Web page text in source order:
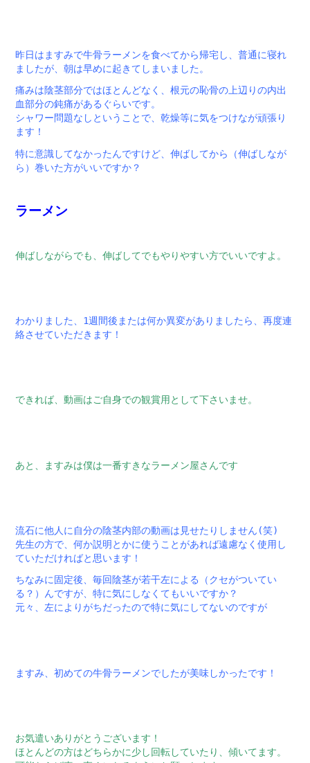
昨日はますみで牛骨ラーメンを食べてから帰宅し、普通に寝れ
ましたが、朝は早めに起きてしまいました。
痛みは陰茎部分ではほとんどなく、根元の恥骨の上辺りの内出
血部分の鈍痛があるぐらいです。
シャワー問題なしということで、乾燥等に気をつけなが頑張り
ます！
特に意識してなかったんですけど、伸ばしてから（伸ばしなが
ら）巻いた方がいいですか？
ラーメン
伸ばしながらでも、伸ばしてでもやりやすい方でいいですよ。
わかりました、1週間後または何か異変がありましたら、再度連
絡させていただきます！
できれば、動画はご自身での観賞用として下さいませ。
あと、ますみは僕は一番すきなラーメン屋さんです
流石に他人に自分の陰茎内部の動画は見せたりしません(笑)
先生の方で、何か説明とかに使うことがあれば遠慮なく使用し
ていただければと思います！
ちなみに固定後、毎回陰茎が若干左による（クセがついてい
る？）んですが、特に気にしなくてもいいですか？
元々、左によりがちだったので特に気にしてないのですが
ますみ、初めての牛骨ラーメンでしたが美味しかったです！
お気遣いありがとうございます！
ほとんどの方はどちらかに少し回転していたり、傾いてます。